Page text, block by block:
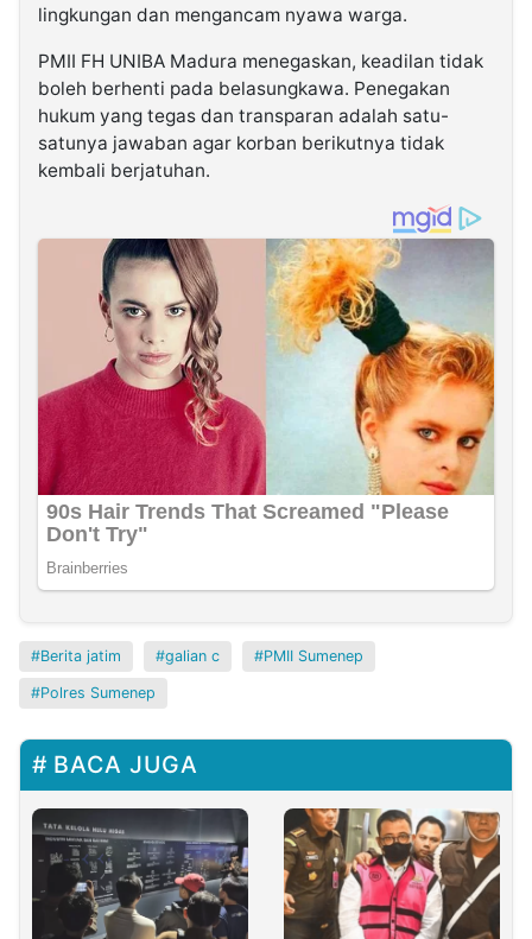
lingkungan dan mengancam nyawa warga.
PMII FH UNIBA Madura menegaskan, keadilan tidak
boleh berhenti pada belasungkawa. Penegakan
hukum yang tegas dan transparan adalah satu-
satunya jawaban agar korban berikutnya tidak
kembali berjatuhan.
Berita jatim galian c PMII Sumenep
Polres Sumenep
BACA JUGA